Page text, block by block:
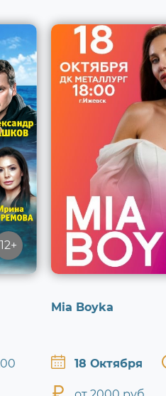
12+
Mia Boyka
18 Октября